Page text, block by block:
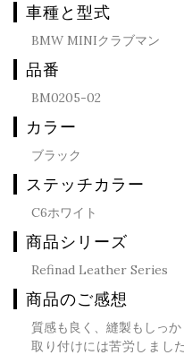
車種と型式
BMW MINIクラブマン
品番
BM0205-02
カラー
ブラック
ステッチカラー
C6ホワイト
商品シリーズ
Refinad Leather Series
商品のご感想
質感も良く、縫製もしっか
取り付けには苦労しまし